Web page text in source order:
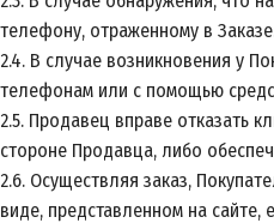
телефону, отраженному в
2.4. В случае возникновения у
телефонам или с помощью
2.5. Продавец вправе отказать
стороне Продавца, либо
2.6. Осуществляя заказ,
виде, представленном на